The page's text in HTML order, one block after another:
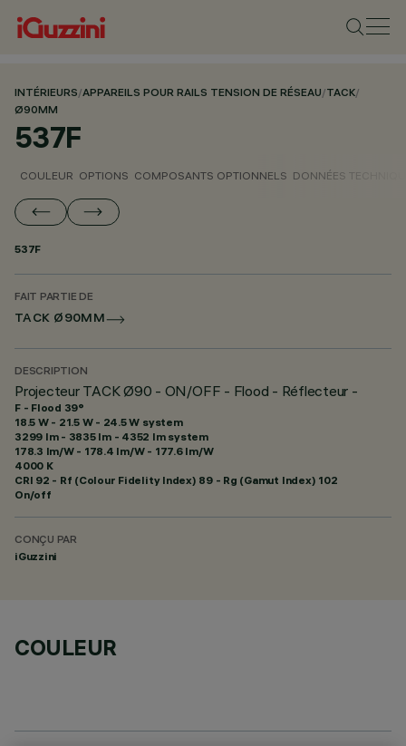
INTÉRIEURS/APPAREILS POUR RAILS TENSION DE RÉSEAU/TACK/
Ø90MM
537F
COULEUR OPTIONS COMPOSANTS OPTIONNELS DONNÉES
537F
FAIT PARTIE DE
TACK Ø90MM
DESCRIPTION
Projecteur TACK Ø90 - ON/OFF - Flood - Réflecteur -
F - Flood 39°
18.5 W - 21.5 W - 24.5 W system
3299 lm - 3835 lm - 4352 lm system
178.3 lm/W - 178.4 lm/W - 177.6 lm/W
4000 K
CRI 92 - Rf (Colour Fidelity Index) 89 - Rg (Gamut Index) 102
On/off
CONÇU PAR
iGuzzini
COULEUR